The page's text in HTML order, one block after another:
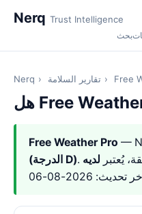
Nerq Trust Intelligence
بحث
Nerq › تقارير السلامة › Free
Free Weather Pro
(الدرجة D) لديه